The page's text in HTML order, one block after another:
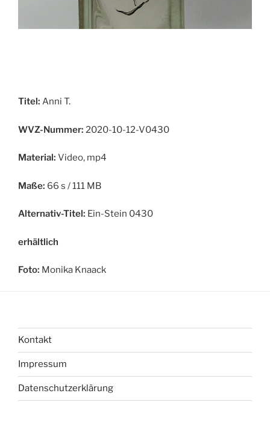
Titel: Anni T.
WVZ-Nummer: 2020-10-12-V0430
Material: Video, mp4
Maße: 66 s / 111 MB
Alternativ-Titel: Ein-Stein 0430
erhältlich
Foto: Monika Knaack
Kontakt
Impressum
Datenschutzerklärung